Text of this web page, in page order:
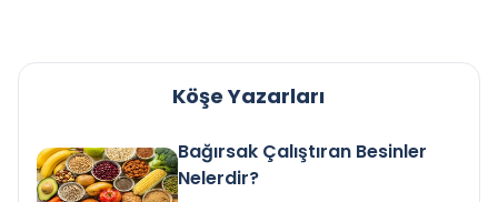
Köşe Yazarları
Bağırsak Çalıştıran Besinler
Nelerdir?